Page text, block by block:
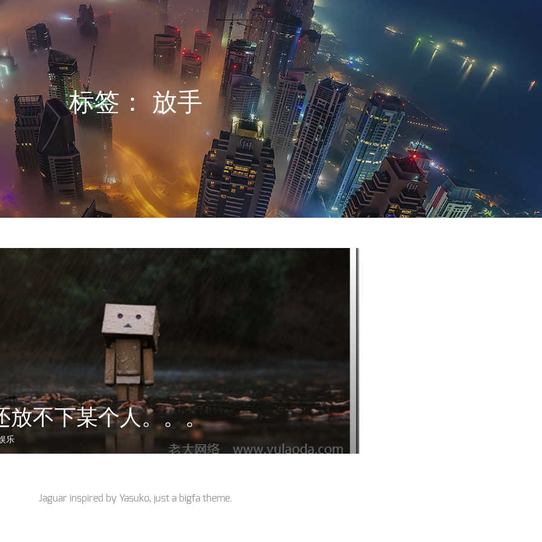
标签： 放手
放不下某个人。。。
乐
Jaguar inspired by Yasuko, just a bigfa theme.